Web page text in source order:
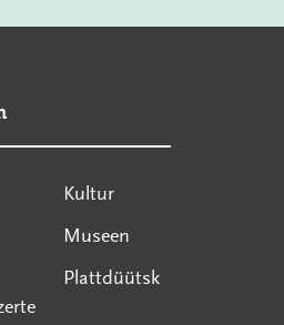
Kultur
Museen
Plattdüütsk